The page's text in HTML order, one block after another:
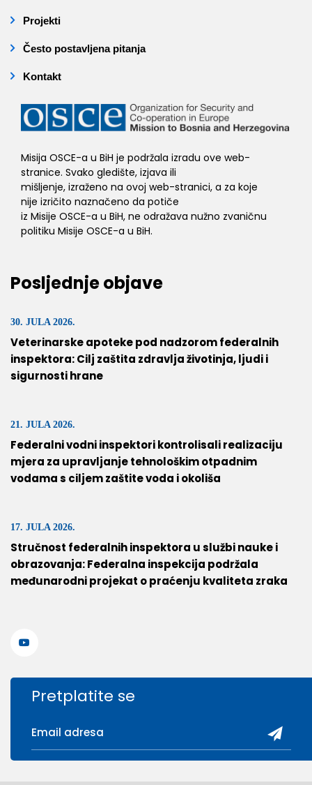
Projekti
Često postavljena pitanja
Kontakt
Misija OSCE-a u BiH je podržala izradu ove web-
stranice. Svako gledište, izjava ili
mišljenje, izraženo na ovoj web-stranici, a za koje
nije izričito naznačeno da potiče
iz Misije OSCE-a u BiH, ne odražava nužno zvaničnu
politiku Misije OSCE-a u BiH.
Posljednje objave
30. JULA 2026.
Veterinarske apoteke pod nadzorom federalnih
inspektora: Cilj zaštita zdravlja životinja, ljudi i
sigurnosti hrane
21. JULA 2026.
Federalni vodni inspektori kontrolisali realizaciju
mjera za upravljanje tehnološkim otpadnim
vodama s ciljem zaštite voda i okoliša
17. JULA 2026.
Stručnost federalnih inspektora u službi nauke i
obrazovanja: Federalna inspekcija podržala
međunarodni projekat o praćenju kvaliteta zraka
Pretplatite se